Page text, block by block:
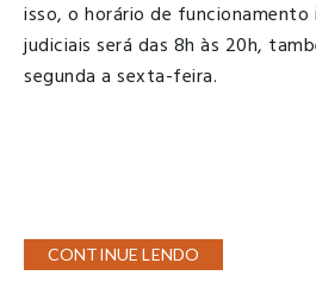
isso, o horário de funcionamento
judiciais será das 8h às 20h,
segunda a sexta-feira.
CONTINUE LENDO